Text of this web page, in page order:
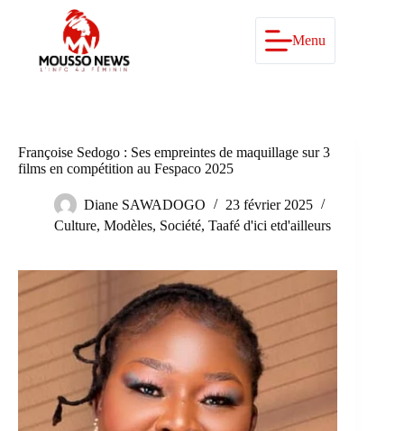
Menu
Françoise Sedogo : Ses empreintes de maquillage sur 3
films en compétition au Fespaco 2025
Diane SAWADOGO
23 février 2025
Culture, Modèles, Société, Taafé d'ici etd'ailleurs